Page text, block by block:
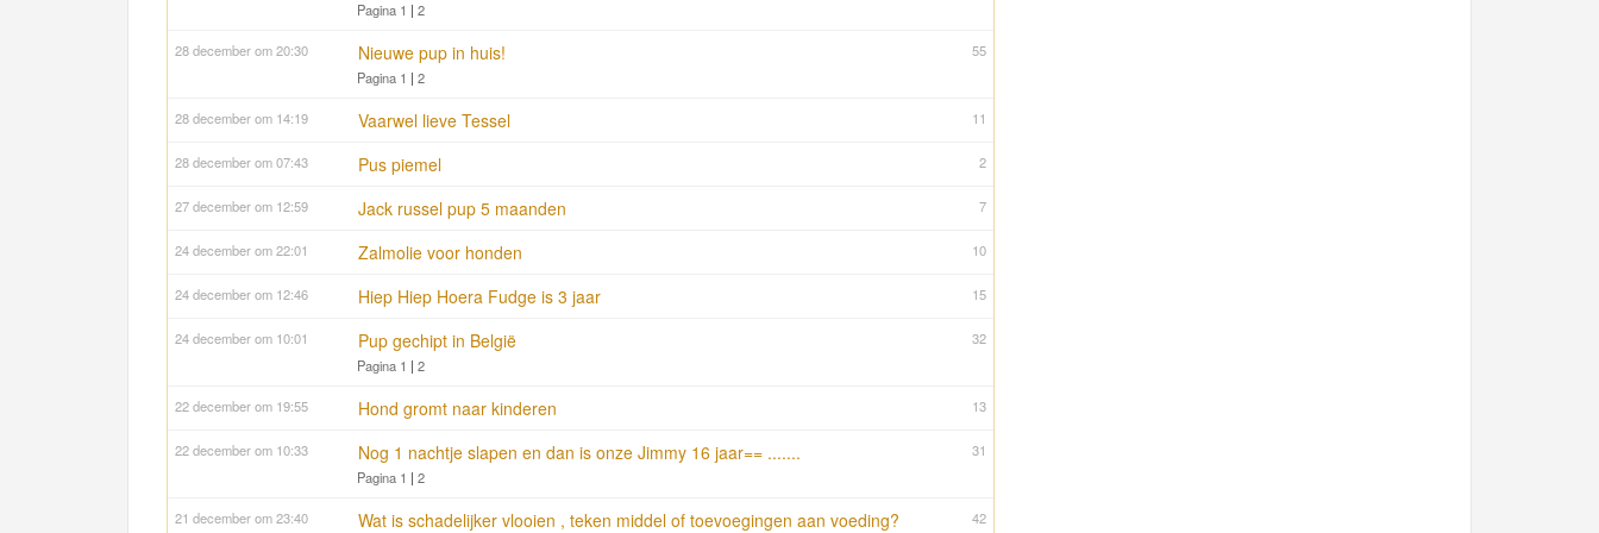
Pagina 1 | 2
55
28 december om 20:30 Nieuwe pup in huis!
Pagina 1 | 2
11
28 december om 14:19 Vaarwel lieve Tessel
2
28 december om 07:43 Pus piemel
7
27 december om 12:59 Jack russel pup 5 maanden
10
24 december om 22:01 Zalmolie voor honden
15
24 december om 12:46 Hiep Hiep Hoera Fudge is 3 jaar
32
24 december om 10:01 Pup gechipt in België
Pagina 1 | 2
13
22 december om 19:55 Hond gromt naar kinderen
31
22 december om 10:33 Nog 1 nachtje slapen en dan is onze Jimmy 16 jaar== .......
Pagina 1 | 2
42
21 december om 23:40 Wat is schadelijker vlooien , teken middel of toevoegingen aan voeding?